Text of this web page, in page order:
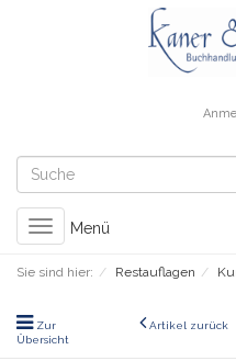
Toggle
navigation
Menü
Sie sind hier: Restauflagen
Zur
Übersicht
Artikel zurück